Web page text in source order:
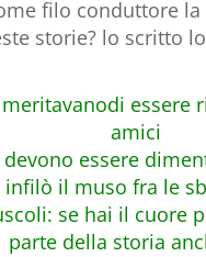
filo conduttore la
storie? lo scritto
essere
amici
essere
infilò il muso fra le
se hai il cuore
parte della storia